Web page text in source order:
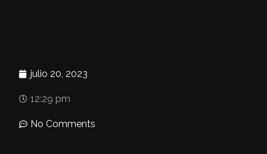
julio 20, 2023
12:29 pm
No Comments